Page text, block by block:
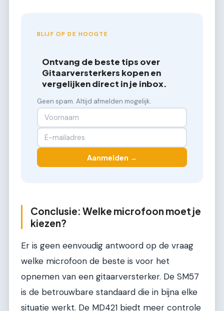
BLIJF OP DE HOOGTE
Ontvang de beste tips over
Gitaarversterkers kopen en
vergelijken direct in je inbox.
Geen spam. Altijd afmelden mogelijk.
Aanmelden →
Conclusie: Welke microfoon moet je
kiezen?
Er is geen eenvoudig antwoord op de vraag
welke microfoon de beste is voor het
opnemen van een gitaarversterker. De SM57
is de betrouwbare standaard die in bijna elke
situatie werkt. De MD421 biedt meer controle